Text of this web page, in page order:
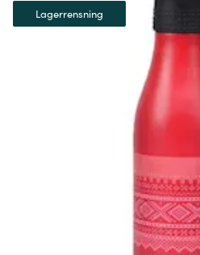
Lagerrensning